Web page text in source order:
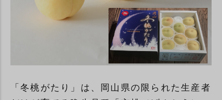
「冬桃がたり」は、岡山県の限られた生産者